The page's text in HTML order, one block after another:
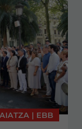
| EBB